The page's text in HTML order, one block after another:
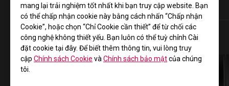
mang lại trải nghiệm tốt nhất khi bạn truy cập website. Bạn
có thể chấp nhận cookie này bằng cách nhấn “Chấp nhận
Cookie”, hoặc chọn “Chỉ Cookie cần thiết” để từ chối các
công nghệ không thiết yếu. Bạn luôn có thể tuỳ chỉnh Cài
đặt cookie tại đây. Để biết thêm thông tin, vui lòng truy
cập Chính sách Cookie và Chính sách bảo mậtcủa chúng
tôi.
Màn hình tương thích